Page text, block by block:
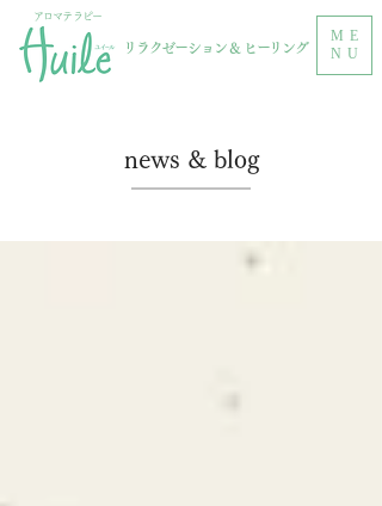
ME
NU
アロマテラピー
リラクゼーション & ヒーリング
news & blog